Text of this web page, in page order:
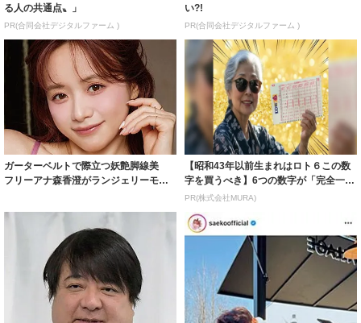
る人の共通点〟」
PR(合同会社デジタルファーム )
い?!
PR(合同会社デジタルファーム )
ガーターベルトで際立つ妖艶脚線美
フリーアナ森香澄がランジェリーモデ
【昭和43年以前生まれはロト６この数
字を買うべき】6つの数字が「完全一
致」する方...
PR(株式会社MURA)